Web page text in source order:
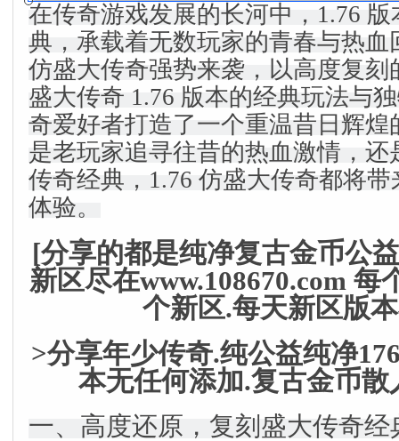
在传奇游戏发展的长河中，1.76
典，承载着无数玩家的青春与热血
仿盛大传奇强势来袭，以高度复刻
盛大传奇 1.76 版本的经典玩法与
奇爱好者打造了一个重温昔日辉煌
是老玩家追寻往昔的热血激情，还
传奇经典，1.76 仿盛大传奇都将
体验。
[分享的都是纯净复古金币公
新区尽在www.108670.com 每
个新区.每天新区版
>分享年少传奇.纯公益纯净
本无任何添加.复古金币散
一、高度还原，复刻盛大传奇经